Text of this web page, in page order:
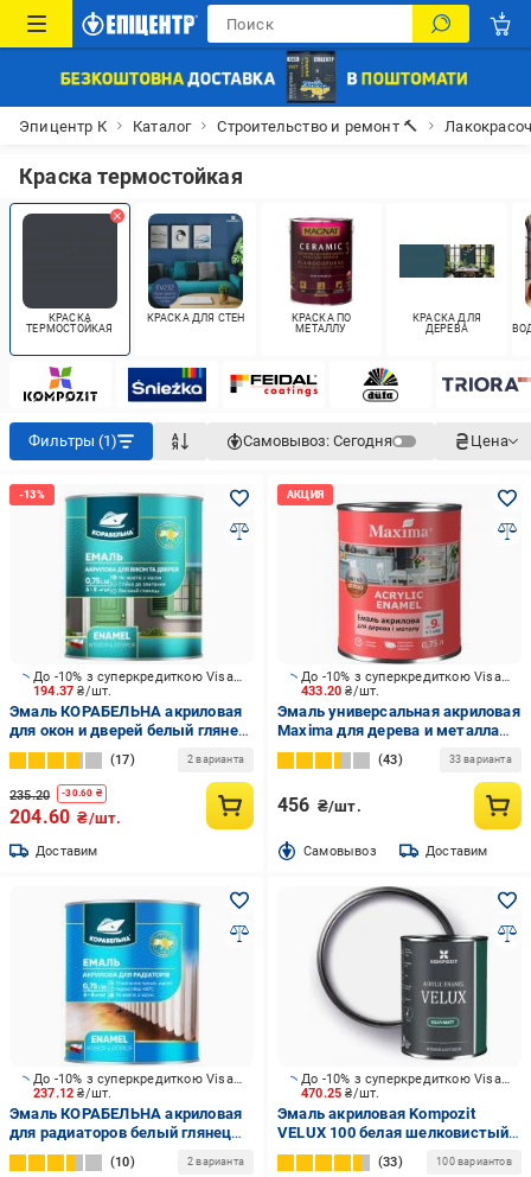
Эпицентр К Каталог Строительство и ремонт 🔨
Краска термостойкая
КРАСКА
ТЕРМОСТОЙКАЯ
КРАСКА ДЛЯ СТЕН
КРАСКА ПО
МЕТАЛЛУ
КРАСКА ДЛЯ
ДЕРЕВА
Фильтры (1) Самовывоз: Сегодня Цена
194.37₴/шт.
До -10% з суперкредиткою Visa Вигода
Эмаль КОРАБЕЛЬНА акриловая
для окон и дверей белый глянец
0,75 л
17 2 варианта
235.20 -30.60 ₴
204.60 ₴/шт.
Доставим
433.20₴/шт.
До -10% з суперкредиткою Visa Вигода
Эмаль универсальная акриловая
Maxima для дерева и металла
шелковистый мат белая 0,75 л
43 33 варианта
456 ₴/шт.
Cамовывоз Доставим
237.12₴/шт.
До -10% з суперкредиткою Visa Вигода
Эмаль КОРАБЕЛЬНА акриловая
для радиаторов белый глянец
0,75 л
10 2 варианта
470.25₴/шт.
До -10% з суперкредиткою Visa Вигода
Эмаль акриловая Kompozit
VELUX 100 белая шелковистый
мат 0,75 л
33 100 вариантов